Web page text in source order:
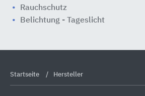
Rauchschutz
Belichtung - Tageslicht
Startseite Hersteller